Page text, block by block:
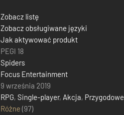
Zobacz listę
Zobacz obsługiwane języki
Jak aktywować produkt
PEGI 18
Spiders
Focus Entertainment
9 września 2019
RPG, Single-player, Akcja, Przygodowe
Różne (97)